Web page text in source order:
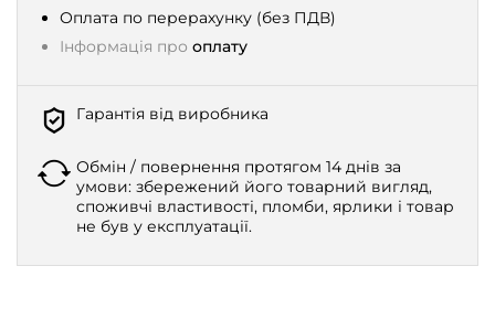
Оплата по перерахунку (без ПДВ)
Інформація про оплату
Гарантія від виробника
Обмін / повернення протягом 14 днів за
умови: збережений його товарний вигляд,
споживчі властивості, пломби, ярлики і товар
не був у експлуатації.